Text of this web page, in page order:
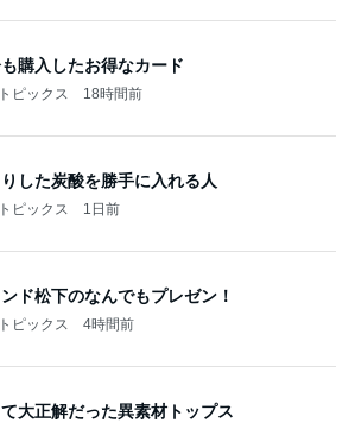
購入したお得なカード
ピックス 18時間前
した炭酸を勝手に入れる人
ピックス 1日前
ド松下のなんでもプレゼン！
ピックス 4時間前
大正解だった異素材トップス